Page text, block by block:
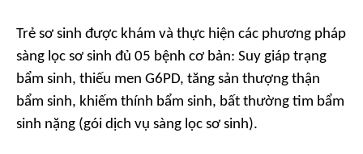
Trẻ sơ sinh được khám và thực hiện các phương pháp
sàng lọc sơ sinh đủ 05 bệnh cơ bản: Suy giáp trạng
bẩm sinh, thiếu men G6PD, tăng sản thượng thận
bẩm sinh, khiếm thính bẩm sinh, bất thường tim bẩm
sinh nặng (gói dịch vụ sàng lọc sơ sinh).